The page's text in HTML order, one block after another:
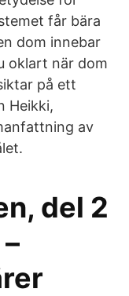
får bära
dom innebar
oklart när dom
på ett
Heikki,
av
del 2